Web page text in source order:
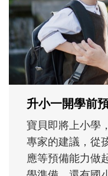
沒有人天生就擅
次「前所未有」
大。從給予安
主、角色認同及
正嘗試用不同的